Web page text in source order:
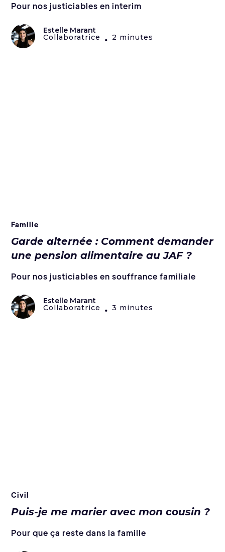
Pour nos justiciables en interim
Estelle Marant
Collaboratrice • 2 minutes
Famille
Garde alternée : Comment demander
une pension alimentaire au JAF ?
Pour nos justiciables en souffrance familiale
Estelle Marant
Collaboratrice • 3 minutes
Civil
Puis-je me marier avec mon cousin ?
Pour que ça reste dans la famille